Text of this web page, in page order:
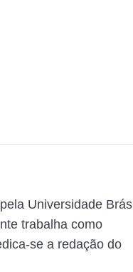
Universidade Brás
trabalha como
se a redação do